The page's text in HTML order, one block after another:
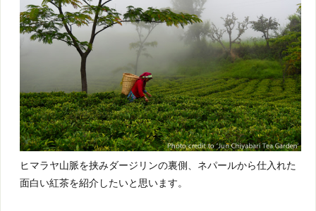
ヒマラヤ山脈を挟みダージリンの裏側、ネパールから仕入れた
面白い紅茶を紹介したいと思います。